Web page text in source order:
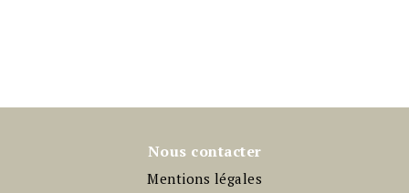
Nous contacter
Mentions légales